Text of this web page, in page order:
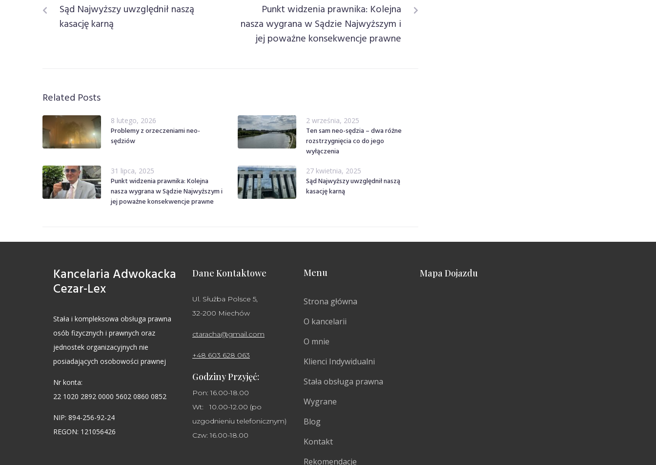
Sąd Najwyższy uwzględnił naszą
kasację karną
Punkt widzenia prawnika: Kolejna
nasza wygrana w Sądzie Najwyższym i
jej poważne konsekwencje prawne
Related Posts
8 lutego, 2026
Problemy z orzeczeniami neo-
sędziów
2 września, 2025
Ten sam neo-sędzia – dwa różne
rozstrzygnięcia co do jego
wyłączenia
31 lipca, 2025
Punkt widzenia prawnika: Kolejna
nasza wygrana w Sądzie Najwyższym i
jej poważne konsekwencje prawne
27 kwietnia, 2025
Sąd Najwyższy uwzględnił naszą
kasację karną
Kancelaria Adwokacka
Cezar-Lex
Stała i kompleksowa obsługa prawna
osób fizycznych i prawnych oraz
jednostek organizacyjnych nie
posiadających osobowości prawnej
Nr konta:
22 1020 2892 0000 5602 0860 0852
NIP: 894-256-92-24
REGON: 121056426
Dane Kontaktowe
Ul. Służba Polsce 5,
32-200 Miechów
ctaracha@gmail.com
+48 603 628 063
Godziny Przyjęć:
Pon: 16.00-18.00
Wt: 10.00-12.00 (po
uzgodnieniu telefonicznym)
Czw: 16.00-18.00
Menu
Strona główna
O kancelarii
O mnie
Klienci Indywidualni
Stała obsługa prawna
Wygrane
Blog
Kontakt
Rekomendacje
Mapa Dojazdu